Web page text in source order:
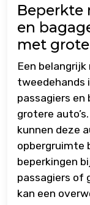
Beperkte
en
met
Een belangrijk
tweedehands
passagiers en
grotere
kunnen deze
opbergruimte
beperkingen
passagiers of
kan een